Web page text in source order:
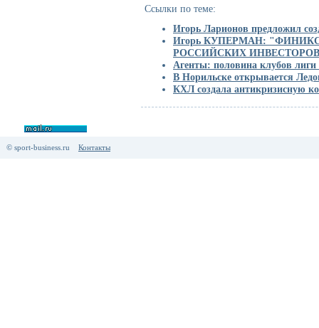
Ссылки по теме:
Игорь Ларионов предложил
Игорь КУПЕРМАН:
РОССИЙСКИХ
Агенты: половина клубов лиги
В Норильске открывается
КХЛ создала антикризисную
© sport-business.ru Контакты